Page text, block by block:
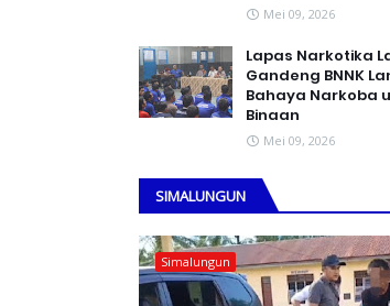
Mei 09, 2026
Lapas Narkotika
Gandeng BNNK
Bahaya Narkoba
Binaan
Mei 09, 2026
SIMALUNGUN
Simalungun